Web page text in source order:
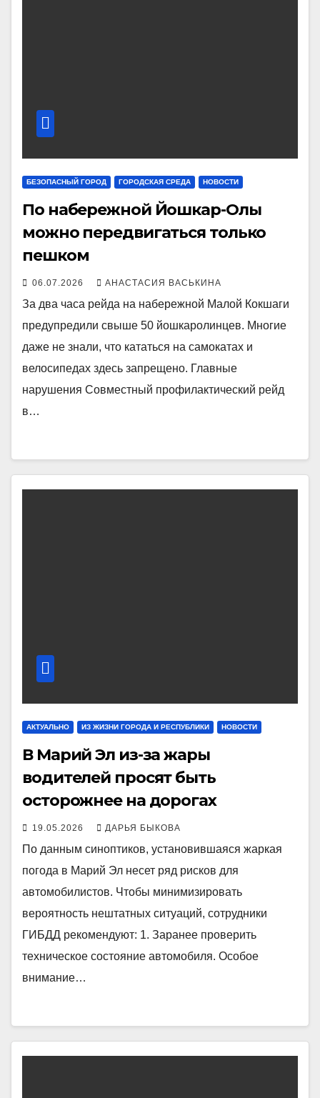
БЕЗОПАСНЫЙ ГОРОД ГОРОДСКАЯ СРЕДА НОВОСТИ
По набережной Йошкар-Олы
можно передвигаться только
пешком
06.07.2026 АНАСТАСИЯ ВАСЬКИНА
За два часа рейда на набережной Малой Кокшаги
предупредили свыше 50 йошкаролинцев. Многие
даже не знали, что кататься на самокатах и
велосипедах здесь запрещено. Главные
нарушения Совместный профилактический рейд
в…
АКТУАЛЬНО ИЗ ЖИЗНИ ГОРОДА И РЕСПУБЛИКИ НОВОСТИ
В Марий Эл из-за жары
водителей просят быть
осторожнее на дорогах
19.05.2026 ДАРЬЯ БЫКОВА
По данным синоптиков, установившаяся жаркая
погода в Марий Эл несет ряд рисков для
автомобилистов. Чтобы минимизировать
вероятность нештатных ситуаций, сотрудники
ГИБДД рекомендуют: 1. Заранее проверить
техническое состояние автомобиля. Особое
внимание…